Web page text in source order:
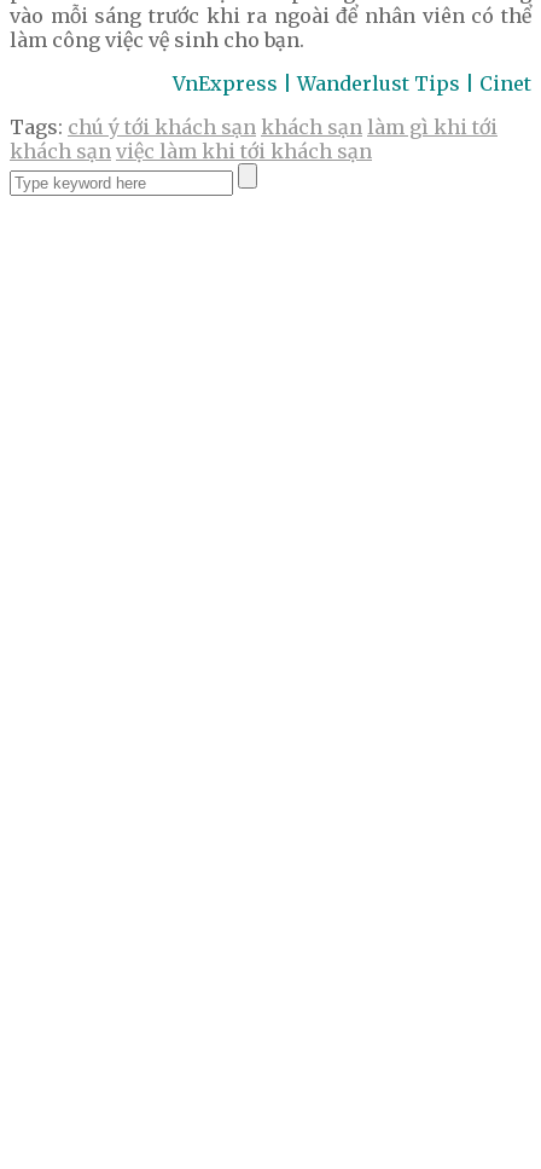
vào mỗi sáng trước khi ra ngoài để nhân viên có thể
làm công việc vệ sinh cho bạn.
VnExpress | Wanderlust Tips | Cinet
Tags: chú ý tới khách sạn khách sạn làm gì khi tới
khách sạn việc làm khi tới khách sạn